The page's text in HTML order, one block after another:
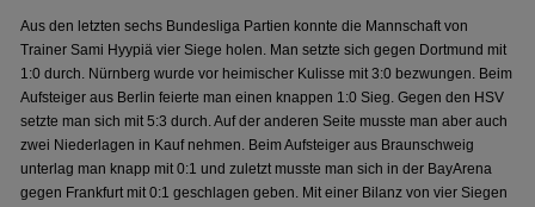
Aus den letzten sechs Bundesliga Partien konnte die Mannschaft von
Trainer Sami Hyypiä vier Siege holen. Man setzte sich gegen Dortmund mit
1:0 durch. Nürnberg wurde vor heimischer Kulisse mit 3:0 bezwungen. Beim
Aufsteiger aus Berlin feierte man einen knappen 1:0 Sieg. Gegen den HSV
setzte man sich mit 5:3 durch. Auf der anderen Seite musste man aber auch
zwei Niederlagen in Kauf nehmen. Beim Aufsteiger aus Braunschweig
unterlag man knapp mit 0:1 und zuletzt musste man sich in der BayArena
gegen Frankfurt mit 0:1 geschlagen geben. Mit einer Bilanz von vier Siegen